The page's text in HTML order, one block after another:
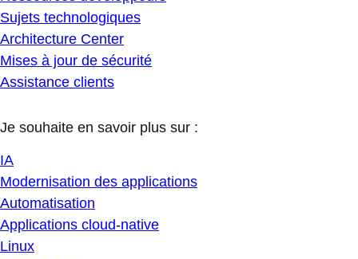
Sujets technologiques
Architecture Center
Mises à jour de sécurité
Assistance clients
Je souhaite en savoir plus sur :
IA
Modernisation des applications
Automatisation
Applications cloud-native
Linux